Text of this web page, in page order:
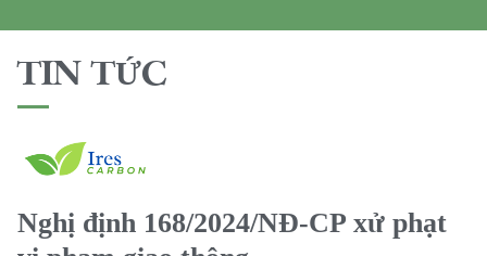
TIN TỨC
Nghị định 168/2024/NĐ-CP xử phạt